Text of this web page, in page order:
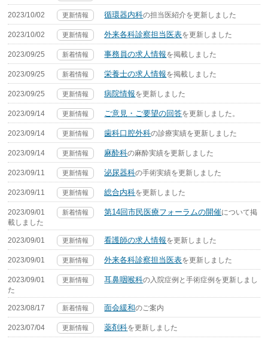
2023/10/02 更新情報 循環器内科の担当医紹介を更新しました
2023/10/02 更新情報 外来各科診察担当医表を更新しました
2023/09/25 新着情報 事務員の求人情報を掲載しました
2023/09/25 新着情報 栄養士の求人情報を掲載しました
2023/09/25 更新情報 病院情報を更新しました
2023/09/14 更新情報 ご意見・ご要望の回答を更新しました。
2023/09/14 更新情報 歯科口腔外科の診療実績を更新しました
2023/09/14 更新情報 麻酔科の麻酔実績を更新しました
2023/09/11 更新情報 泌尿器科の手術実績を更新しました
2023/09/11 更新情報 総合内科を更新しました
2023/09/01 新着情報 第14回市民医療フォーラムの開催について掲
載しました
2023/09/01 更新情報 看護師の求人情報を更新しました
2023/09/01 更新情報 外来各科診察担当医表を更新しました
2023/09/01 更新情報 耳鼻咽喉科の入院症例と手術症例を更新しまし
た
2023/08/17 新着情報 面会緩和のご案内
2023/07/04 更新情報 薬剤科を更新しました